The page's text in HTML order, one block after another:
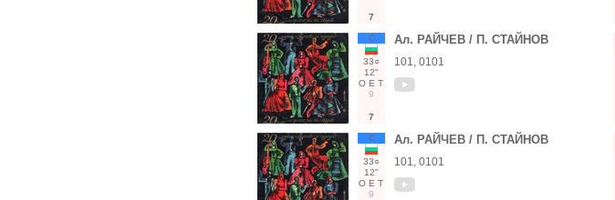
7
С
33○
12"
О Е Т
9
7
Ал. РАЙЧЕВ / П. СТАЙНОВ
101, 0101
С
33○
12"
О Е Т
9
Ал. РАЙЧЕВ / П. СТАЙНОВ
101, 0101